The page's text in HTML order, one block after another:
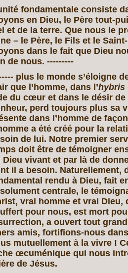
fondamentale consiste
en Dieu, le Père tout-
et de la terre. Que nous le
– le Père, le Fils et le
dans le fait que Dieu
de nous. ---------
plus le monde s’éloigne
que l’homme, dans l’hybris
du cœur et dans le désir
perd toujours plus sa
dans l’homme de
a été créé pour la
de lui. Notre premier
doit être de témoigner
Dieu vivant et par là de
il a besoin. Naturellement,
rendu à Dieu, fait
centrale, le
vrai homme et vrai Dieu,
pour nous, est mort
a ouvert tout
amis, fortifions-nous
mutuellement à la vivre !
œcuménique qui nous
de Jésus.